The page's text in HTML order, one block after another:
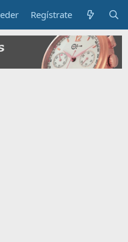
Regístrate